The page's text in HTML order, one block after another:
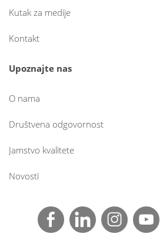
Kutak za medije
Kontakt
Upoznajte nas
O nama
Društvena odgovornost
Jamstvo kvalitete
Novosti